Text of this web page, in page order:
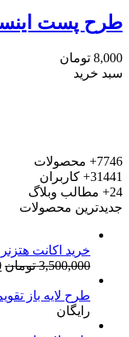
طرح پست
8,000 تومان
سبد خرید
7746+
محصولات
31441+
کاربران
24+
مطالب وبلاگ
جدیدترین محصولات
خرید اکانت
3,500,000 تومان
طرح لایه باز
رایگان